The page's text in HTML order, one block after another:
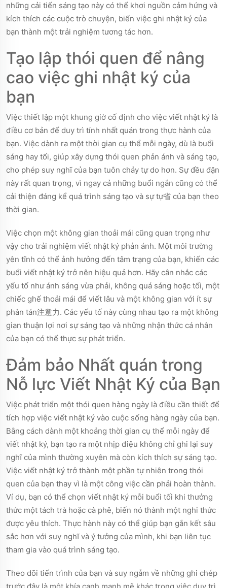
những cải tiến sáng tạo này có thể khơi nguồn cảm hứng và
kích thích các cuộc trò chuyện, biến việc ghi nhật ký của
bạn thành một trải nghiệm tương tác hơn.
Tạo lập thói quen để nâng
cao việc ghi nhật ký của
bạn
Việc thiết lập một khung giờ cố định cho việc viết nhật ký là
điều cơ bản để duy trì tính nhất quán trong thực hành của
bạn. Việc dành ra một thời gian cụ thể mỗi ngày, dù là buổi
sáng hay tối, giúp xây dựng thói quen phản ánh và sáng tạo,
cho phép suy nghĩ của bạn tuôn chảy tự do hơn. Sự đều đặn
này rất quan trọng, vì ngay cả những buổi ngắn cũng có thể
cải thiện đáng kể quá trình sáng tạo và sự tự省 của bạn theo
thời gian.
Việc chọn một không gian thoải mái cũng quan trọng như
vậy cho trải nghiệm viết nhật ký phản ánh. Một môi trường
yên tĩnh có thể ảnh hưởng đến tâm trạng của bạn, khiến các
buổi viết nhật ký trở nên hiệu quả hơn. Hãy cân nhắc các
yếu tố như ánh sáng vừa phải, không quá sáng hoặc tối, một
chiếc ghế thoải mái để viết lâu và một không gian với ít sự
phân tán注意力. Các yếu tố này cùng nhau tạo ra một không
gian thuận lợi nơi sự sáng tạo và những nhận thức cá nhân
của bạn có thể thực sự phát triển.
Đảm bảo Nhất quán trong
Nỗ lực Viết Nhật Ký của Bạn
Việc phát triển một thói quen hàng ngày là điều cần thiết để
tích hợp việc viết nhật ký vào cuộc sống hàng ngày của bạn.
Bằng cách dành một khoảng thời gian cụ thể mỗi ngày để
viết nhật ký, bạn tạo ra một nhịp điệu không chỉ ghi lại suy
nghĩ của mình thường xuyên mà còn kích thích sự sáng tạo.
Việc viết nhật ký trở thành một phần tự nhiên trong thói
quen của bạn thay vì là một công việc cần phải hoàn thành.
Ví dụ, bạn có thể chọn viết nhật ký mỗi buổi tối khi thưởng
thức một tách trà hoặc cà phê, biến nó thành một nghi thức
được yêu thích. Thực hành này có thể giúp bạn gắn kết sâu
sắc hơn với suy nghĩ và ý tưởng của mình, khi bạn liên tục
tham gia vào quá trình sáng tạo.
Theo dõi tiến trình của bạn và suy ngẫm về những ghi chép